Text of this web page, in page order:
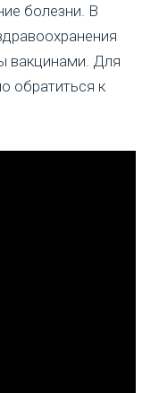
болезни. В
вакцинами. Для
обратиться к